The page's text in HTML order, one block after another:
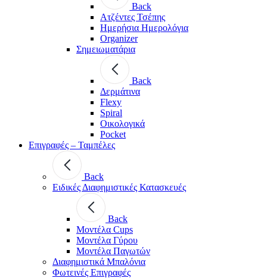
Back
Ατζέντες Τσέπης
Ημερήσια Ημερολόγια
Organizer
Σημειωματάρια
Back
Δερμάτινα
Flexy
Spiral
Οικολογικά
Pocket
Επιγραφές – Ταμπέλες
Back
Ειδικές Διαφημιστικές Κατασκευές
Back
Μοντέλα Cups
Μοντέλα Γύρου
Μοντέλα Παγωτών
Διαφημιστικά Μπαλόνια
Φωτεινές Επιγραφές